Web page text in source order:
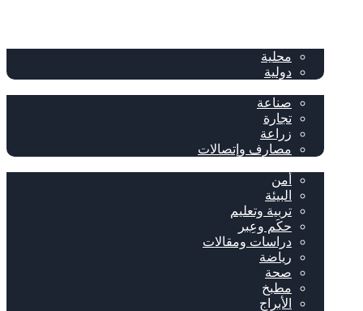
محلية
دولية
صناعة
تجارة
زراعة
مصارف وإتصالات
أمن
البيئة
تربية وتعليم
حكَم وعِبر
دراسات ومقالات
رياضة
صحة
مطبخ
الأبراج